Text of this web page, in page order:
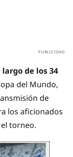
largo de los 34
del Mundo,
de
los aficionados
torneo.